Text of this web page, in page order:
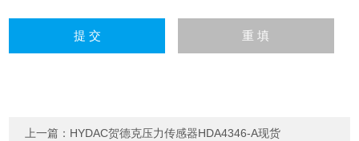
上一篇： HYDAC贺德克压力传感器HDA4346-A现货